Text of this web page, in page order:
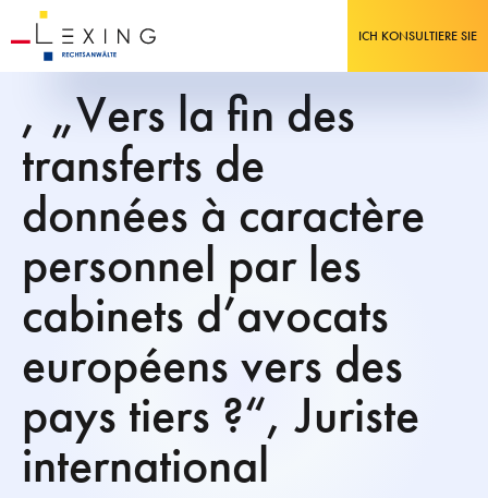
ICH KONSULTIERE SIE
, „Vers la fin des
transferts de
données à caractère
personnel par les
cabinets d’avocats
européens vers des
pays tiers ?“, Juriste
international